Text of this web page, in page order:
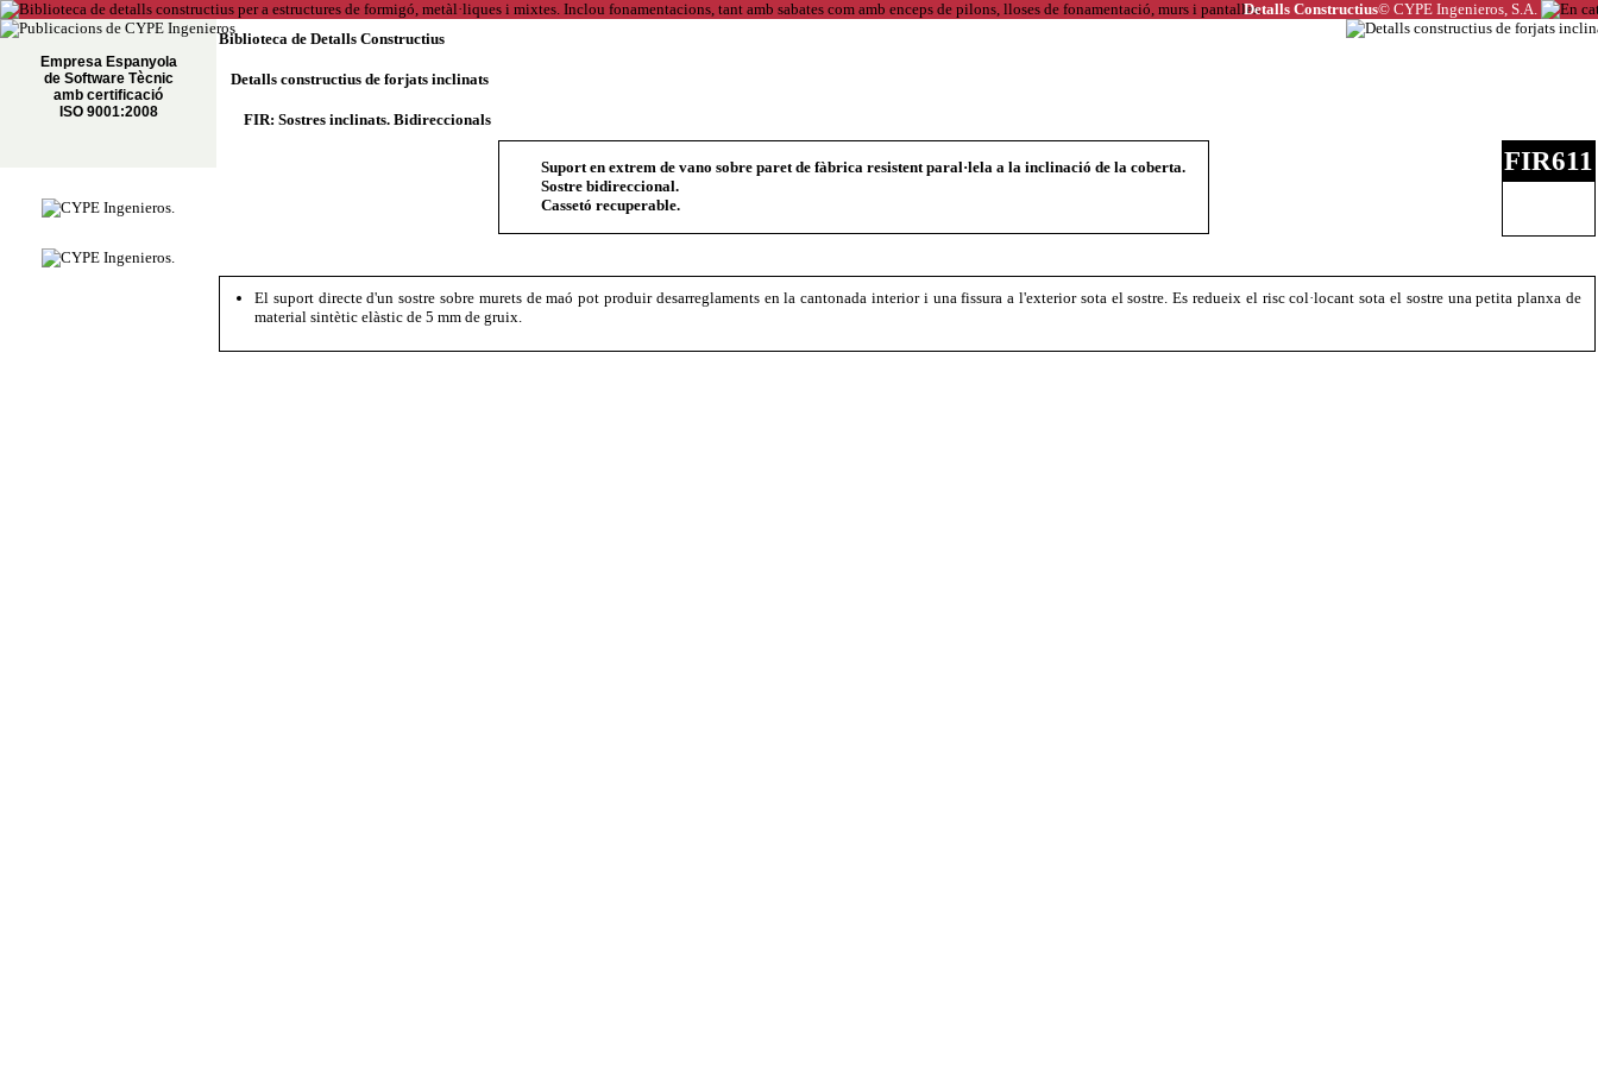
Detalls Constructius© CYPE Ingenieros, S.A.
Empresa Espanyola
de Software Tècnic
amb certificació
ISO 9001:2008
Biblioteca de Detalls Constructius
Detalls constructius de forjats inclinats
FIR: Sostres inclinats. Bidireccionals
Suport en extrem de vano sobre paret de fàbrica resistent paral·lela a la inclinació de la coberta.
Sostre bidireccional.
Cassetó recuperable.
FIR611
El suport directe d'un sostre sobre murets de maó pot produir desarreglaments en la cantonada interior i una fissura a l'exterior sota el sostre. Es redueix el risc col·locant sota el sostre una petita planxa de
material sintètic elàstic de 5 mm de gruix.